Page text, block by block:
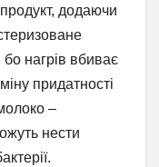
додаючи
нагрів вбиває
придатності
–
нести